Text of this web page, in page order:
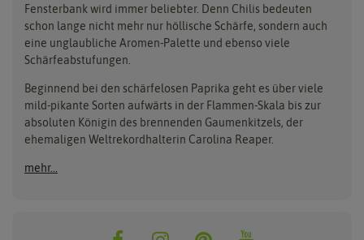
Anzucht, Kultivierung
& Ernte
Pikieren
Auspflanzen
Überwintern
COMPO Jiffy
Ladbrooke Soil Blockers
Lehmann Natur
Quedlinburger Saatgut
Saflax
Samen Maier
Thompson & Morgan
Fensterbank wird immer beliebter. Denn Chilis bedeuten
schon lange nicht mehr nur höllische Schärfe, sondern auch
eine unglaubliche Aromen-Palette und ebenso viele
Schärfeabstufungen.
Beginnend bei den schärfelosen Paprika geht es über viele
mild-pikante Sorten aufwärts in der Flammen-Skala bis zur
absoluten Königin des brennenden Gaumenkitzels, der
ehemaligen Weltrekordhalterin Carolina Reaper.
mehr...